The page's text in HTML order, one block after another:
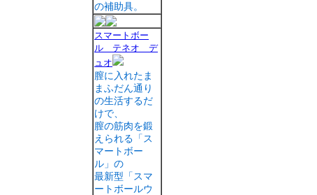
の補助具。
スマートボー
ル テネオ デ
ュオ
膣に入れたま
まふだん通り
の生活するだ
けで、
膣の筋肉を鍛
えられる「ス
マートボー
ル」の
最新型「スマ
ートボールウ